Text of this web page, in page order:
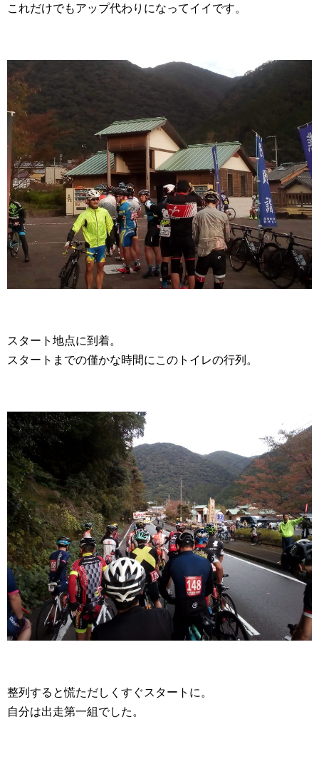
これだけでもアップ代わりになってイイです。
スタート地点に到着。
スタートまでの僅かな時間にこのトイレの行列。
整列すると慌ただしくすぐスタートに。
自分は出走第一組でした。